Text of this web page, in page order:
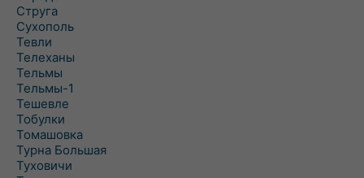
Струга
Сухополь
Тевли
Телеханы
Тельмы
Тельмы-1
Тешевле
Тобулки
Томашовка
Турна Большая
Туховичи